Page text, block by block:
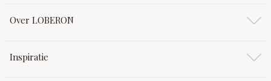
Over LOBERON
Inspiratie